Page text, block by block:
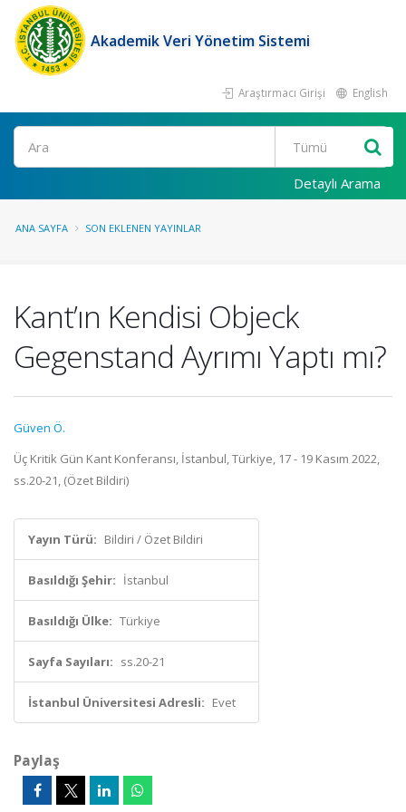
Akademik Veri Yönetim Sistemi
Araştırmacı Girişi English
Ara
Detaylı Arama
ANA SAYFA SON EKLENEN YAYINLAR
Kant’ın Kendisi Objeck
Gegenstand Ayrımı Yaptı mı?
Güven Ö.
Üç Kritik Gün Kant Konferansı, İstanbul, Türkiye, 17 - 19 Kasım 2022,
ss.20-21, (Özet Bildiri)
Yayın Türü: Bildiri / Özet Bildiri
Basıldığı Şehir: İstanbul
Basıldığı Ülke: Türkiye
Sayfa Sayıları: ss.20-21
İstanbul Üniversitesi Adresli: Evet
Paylaş